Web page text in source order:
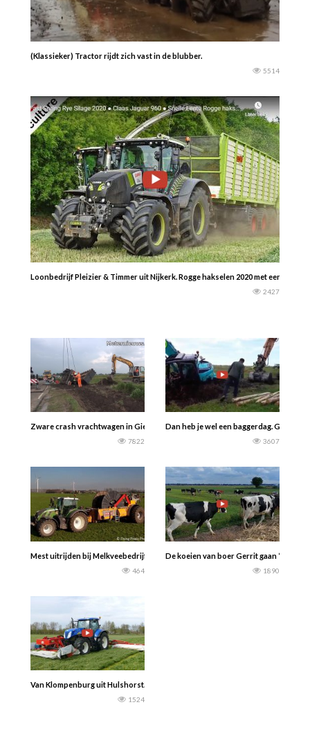
(Klassieker) Tractor rijdt zich vast in de blubber.
5514
Loonbedrijf Pleizier & Timmer uit Nijkerk. Rogge hakselen 2020 met een
2427
Zware crash vrachtwagen in Gieten — H Meter
7822
Dan heb je wel een baggerdag.
3607
Mest uitrijden bij Melkveebedrijf J. Buijs v.o.f door Loonbedrijf De Regt b.v uit
464
De koeien van boer Gerrit gaan ‘s-
1890
Van Klompenburg uit Hulshorst. Gras maaien 2021 met een New Holland
1524